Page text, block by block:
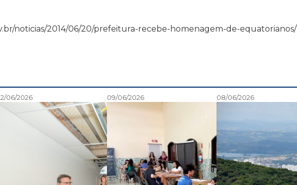
noticias/2014/06/20/prefeitura-recebe-homenagem-de-equatorianos/
06/2026 09/06/2026 08/06/2026